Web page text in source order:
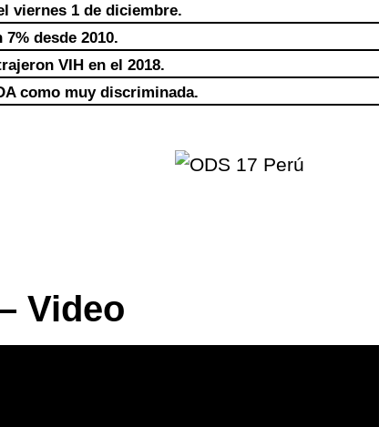
viernes 1 de diciembre.
desde 2010.
VIH en el 2018.
como muy discriminada.
Video